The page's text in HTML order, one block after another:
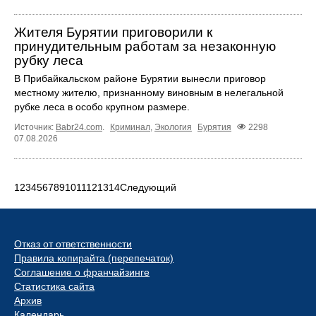
Жителя Бурятии приговорили к
принудительным работам за незаконную
рубку леса
В Прибайкальском районе Бурятии вынесли приговор
местному жителю, признанному виновным в нелегальной
рубке леса в особо крупном размере.
Источник: Babr24.com. Криминал, Экология Бурятия
2298
07.08.2026
1 234567891011121314Следующий
Отказ от ответственности
Правила копирайта (перепечаток)
Соглашение о франчайзинге
Статистика сайта
Архив